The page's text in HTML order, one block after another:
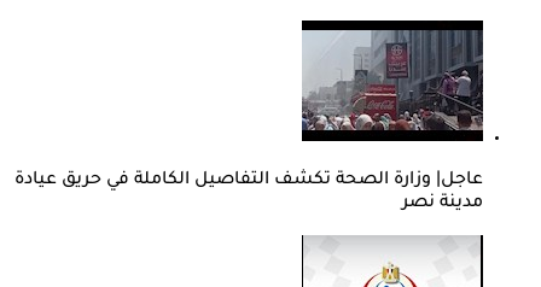
عاجل| وزارة الصحة تكشف التفاصيل الكاملة في حريق عيادة
مدينة نصر